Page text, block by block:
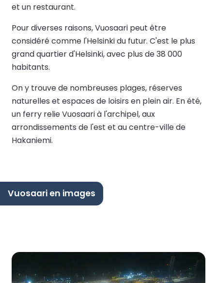
et un restaurant.
Pour diverses raisons, Vuosaari peut être
considéré comme l'Helsinki du futur. C'est le plus
grand quartier d'Helsinki, avec plus de 38 000
habitants.
On y trouve de nombreuses plages, réserves
naturelles et espaces de loisirs en plein air. En été,
un ferry relie Vuosaari à l'archipel, aux
arrondissements de l'est et au centre-ville de
Hakaniemi.
Vuosaari en images